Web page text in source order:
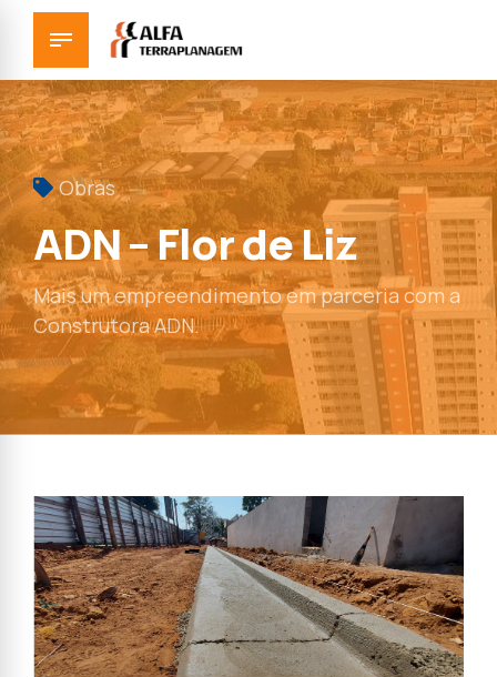
Obras
ADN – Flor de Liz
Mais um empreendimento em parceria com a
Construtora ADN.